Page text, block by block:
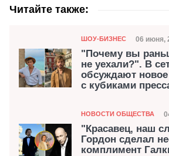
Читайте также:
Категория
ШОУ-БИЗНЕС Дата
06 июня,
"Почему вы
не уехали?". В
обсуждают
с кубиками
Категория
НОВОСТИ ОБЩЕСТВА
"Красавец, наш
Гордон сделал
комплимент